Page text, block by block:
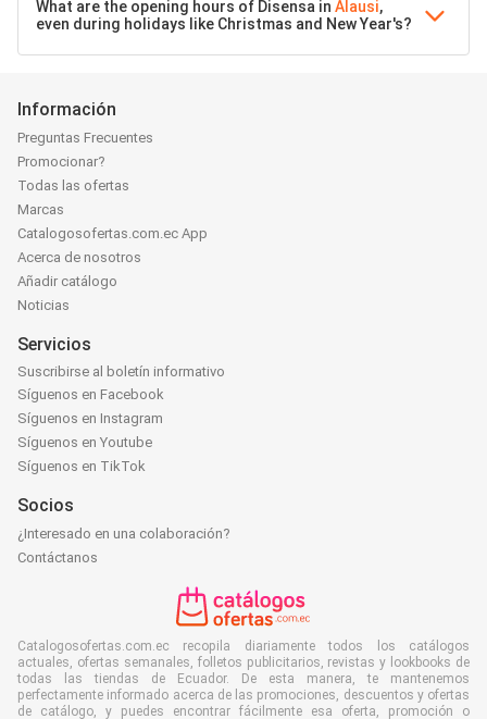
What are the opening hours of Disensa in Alausi,
even during holidays like Christmas and New Year's?
Información
Preguntas Frecuentes
Promocionar?
Todas las ofertas
Marcas
Catalogosofertas.com.ec App
Acerca de nosotros
Añadir catálogo
Noticias
Servicios
Suscribirse al boletín informativo
Síguenos en Facebook
Síguenos en Instagram
Síguenos en Youtube
Síguenos en TikTok
Socios
¿Interesado en una colaboración?
Contáctanos
Catalogosofertas.com.ec recopila diariamente todos los catálogos
actuales, ofertas semanales, folletos publicitarios, revistas y lookbooks de
todas las tiendas de Ecuador. De esta manera, te mantenemos
perfectamente informado acerca de las promociones, descuentos y ofertas
de catálogo, y puedes encontrar fácilmente esa oferta, promoción o